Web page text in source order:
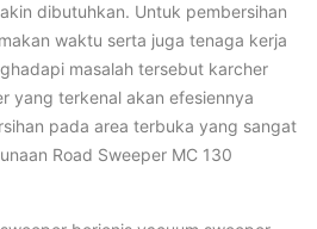
dibutuhkan. Untuk pembersihan
waktu serta juga tenaga kerja
masalah tersebut karcher
yang terkenal akan efesiennya
pada area terbuka yang sangat
Road Sweeper MC 130